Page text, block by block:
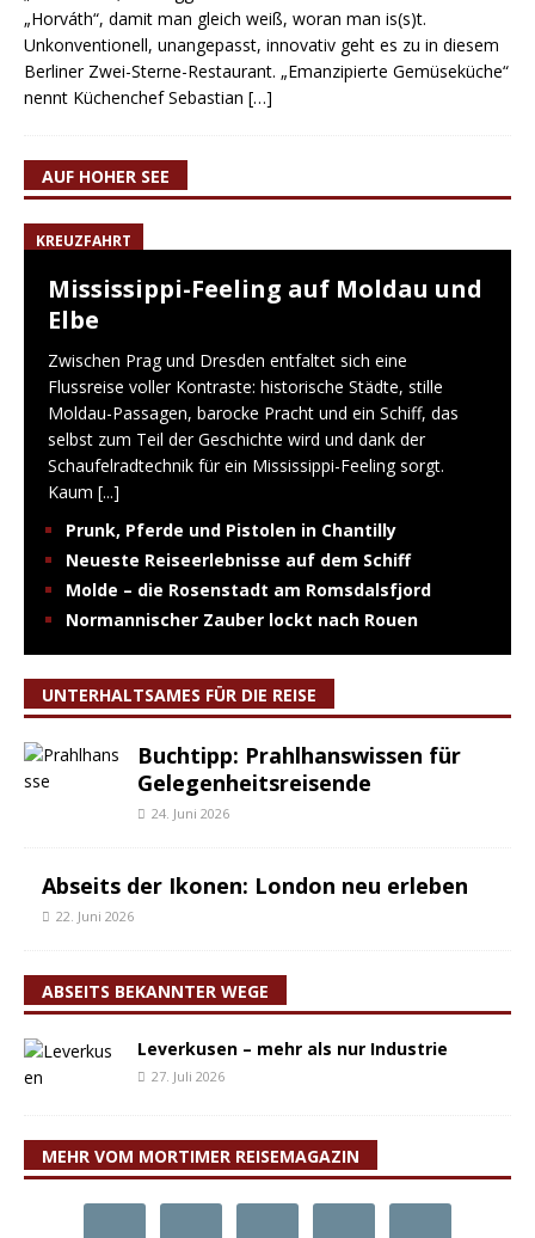
„Horváth“, damit man gleich weiß, woran man is(s)t.
Unkonventionell, unangepasst, innovativ geht es zu in diesem
Berliner Zwei-Sterne-Restaurant. „Emanzipierte Gemüseküche“
nennt Küchenchef Sebastian […]
AUF HOHER SEE
KREUZFAHRT
Mississippi-Feeling auf Moldau und
Elbe
Zwischen Prag und Dresden entfaltet sich eine
Flussreise voller Kontraste: historische Städte, stille
Moldau-Passagen, barocke Pracht und ein Schiff, das
selbst zum Teil der Geschichte wird und dank der
Schaufelradtechnik für ein Mississippi-Feeling sorgt.
Kaum [...]
Prunk, Pferde und Pistolen in Chantilly
Neueste Reiseerlebnisse auf dem Schiff
Molde – die Rosenstadt am Romsdalsfjord
Normannischer Zauber lockt nach Rouen
UNTERHALTSAMES FÜR DIE REISE
Buchtipp: Prahlhanswissen für
Gelegenheitsreisende
24. Juni 2026
Abseits der Ikonen: London neu erleben
22. Juni 2026
ABSEITS BEKANNTER WEGE
Leverkusen – mehr als nur Industrie
27. Juli 2026
MEHR VOM MORTIMER REISEMAGAZIN